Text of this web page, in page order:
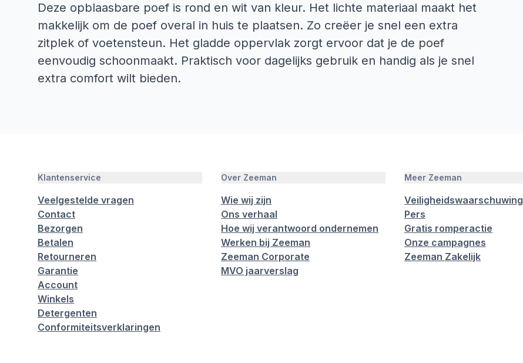
Deze opblaasbare poef is rond en wit van kleur. Het lichte materiaal maakt het
makkelijk om de poef overal in huis te plaatsen. Zo creëer je snel een extra
zitplek of voetensteun. Het gladde oppervlak zorgt ervoor dat je de poef
eenvoudig schoonmaakt. Praktisch voor dagelijks gebruik en handig als je snel
extra comfort wilt bieden.
Klantenservice
Veelgestelde vragen
Contact
Bezorgen
Betalen
Retourneren
Garantie
Account
Winkels
Detergenten
Conformiteitsverklaringen
Over Zeeman
Wie wij zijn
Ons verhaal
Hoe wij verantwoord ondernemen
Werken bij Zeeman
Zeeman Corporate
MVO jaarverslag
Meer Zeeman
Veiligheidswaarschuwing
Pers
Gratis romperactie
Onze campagnes
Zeeman Zakelijk